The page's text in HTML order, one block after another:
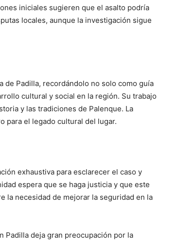
iniciales sugieren que el asalto podría
locales, aunque la investigación sigue
de Padilla, recordándolo no solo como guía
cultural y social en la región. Su trabajo
y las tradiciones de Palenque. La
para el legado cultural del lugar.
exhaustiva para esclarecer el caso y
espera que se haga justicia y que este
la necesidad de mejorar la seguridad en la
Padilla deja gran preocupación por la